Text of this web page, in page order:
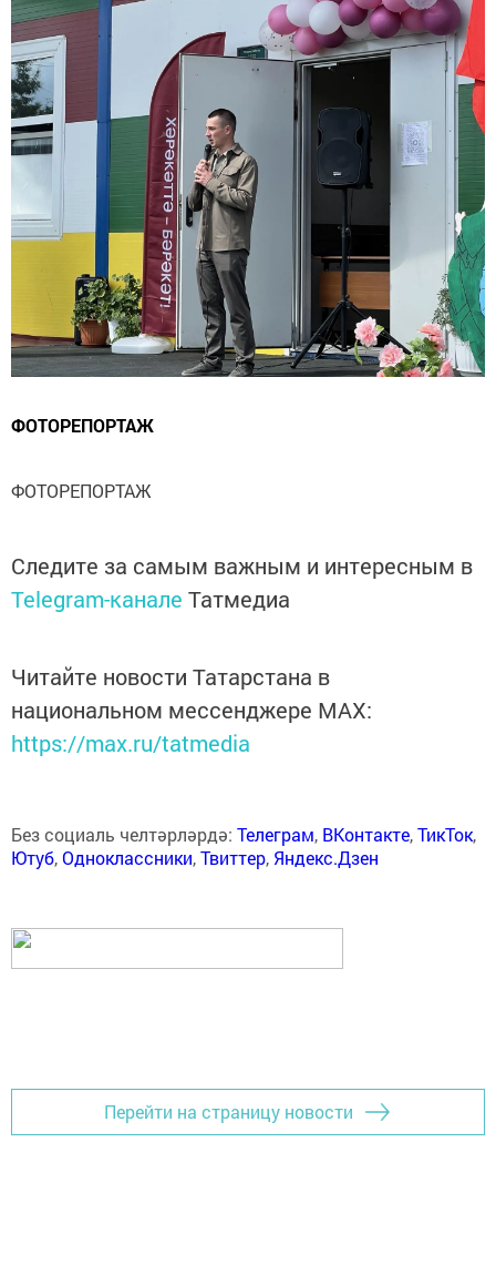
ФОТОРЕПОРТАЖ
ФОТОРЕПОРТАЖ
Следите за самым важным и интересным в
Telegram-канале Татмедиа
Читайте новости Татарстана в
национальном мессенджере MАХ:
https://max.ru/tatmedia
Без социаль челтәрләрдә: Телеграм, ВКонтакте,ТикТок,
Ютуб,Одноклассники,Твиттер, Яндекс.Дзен
Перейти на страницу новости